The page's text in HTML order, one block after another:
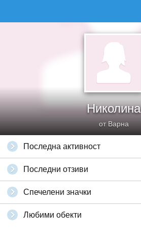
Николина
от Варна
Последна активност
Последни отзиви
Спечелени значки
Любими обекти